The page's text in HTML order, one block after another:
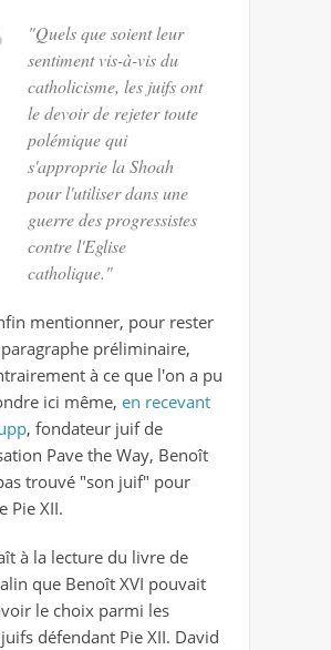
"Quels que soient leur
sentiment vis-à-vis du
catholicisme, les juifs ont
le devoir de rejeter toute
polémique qui
s'approprie la Shoah
pour l'utiliser dans une
guerre des progressistes
contre l'Eglise
catholique."
mentionner, pour rester
préliminaire,
à ce que l'on a pu
ici même, en recevant
, fondateur juif de
Pave the Way, Benoît
trouvé "son juif" pour
Pie XII.
à la lecture du livre de
que Benoît XVI pouvait
le choix parmi les
défendant Pie XII. David